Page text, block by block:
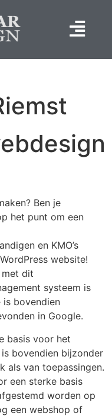
Ben je
het punt om een
en KMO’s
website!
dit
systeem is
is bovendien
in Google.
basis voor het
bovendien bijzonder
als van toepassingen.
een sterke basis
worden op
een webshop of